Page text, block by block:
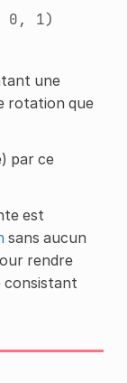
0, 1)
une
rotation que
par ce
est
sans aucun
rendre
consistant